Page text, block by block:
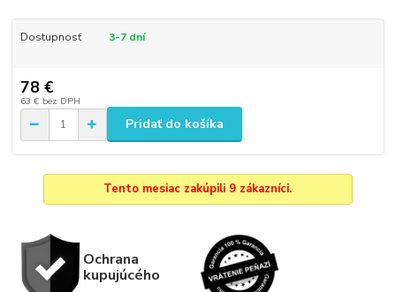
Dostupnosť 3-7 dní
78 €
63 € bez DPH
Pridať do košíka
Tento mesiac zakúpili 9 zákazníci.
Ochrana
kupujúcého